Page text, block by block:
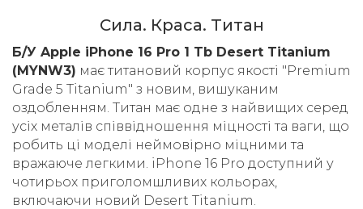
Cила. Краса. Титан
Б/У Apple iPhone 16 Pro 1 Tb Desert Titanium
(MYNW3) має титановий корпус якості "Premium
Grade 5 Titanium" з новим, вишуканим
оздобленням. Титан має одне з найвищих серед
усіх металів співвідношення міцності та ваги, що
робить ці моделі неймовірно міцними та
вражаюче легкими. iPhone 16 Pro доступний у
чотирьох приголомшливих кольорах,
включаючи новий Desert Titanium.